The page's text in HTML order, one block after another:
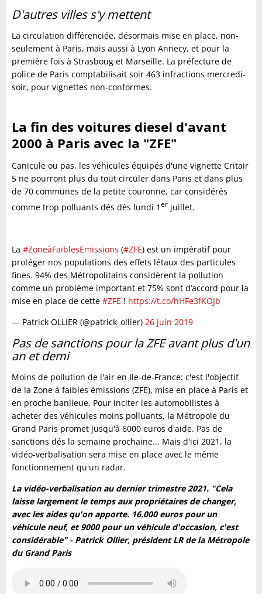
D'autres villes s'y mettent
La circulation différenciée, désormais mise en place, non-
seulement à Paris, mais aussi à Lyon Annecy, et pour la
première fois à Strasboug et Marseille. La préfecture de
police de Paris comptabilisait soir 463 infractions mercredi-
soir, pour vignettes non-conformes.
La fin des voitures diesel d'avant
2000 à Paris avec la "ZFE"
Canicule ou pas, les véhicules équipés d'une vignette Critair
5 ne pourront plus du tout circuler dans Paris et dans plus
de 70 communes de la petite couronne, car considérés
comme trop polluants dés dès lundi 1 er juillet.
La #ZoneàFaiblesEmissions (#ZFE) est un impératif pour
protéger nos populations des effets létaux des particules
fines. 94% des Métropolitains considèrent la pollution
comme un problème important et 75% sont d’accord pour la
mise en place de cette #ZFE ! https://t.co/hHFe3fKOJb
— Patrick OLLIER (@patrick_ollier) 26 juin 2019
Pas de sanctions pour la ZFE avant plus d'un
an et demi
Moins de pollution de l'air en Ile-de-France: c'est l'objectif
de la Zone à faibles émissions (ZFE), mise en place à Paris et
en proche banlieue. Pour inciter les automobilistes à
acheter des véhicules moins polluants, la Métropole du
Grand Paris promet jusqu'à 6000 euros d'aide. Pas de
sanctions dés la semaine prochaine... Mais d'ici 2021, la
vidéo-verbalisation sera mise en place avec le même
fonctionnement qu'un radar.
La vidéo-verbalisation au dernier trimestre 2021. "Cela
laisse largement le temps aux propriétaires de changer,
avec les aides qu'on apporte. 16.000 euros pour un
véhicule neuf, et 9000 pour un véhicule d'occasion, c'est
considérable" - Patrick Ollier, président LR de la Métropole
du Grand Paris